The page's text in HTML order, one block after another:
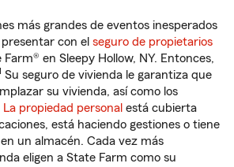
más grandes de eventos inesperados
con el seguro de propietarios
Farm® en Sleepy Hollow, NY. Entonces,
Su seguro de vivienda le garantiza que
su vivienda, así como los
La propiedad personal está cubierta
está haciendo gestiones o tiene
un almacén. Cada vez más
eligen a State Farm como su